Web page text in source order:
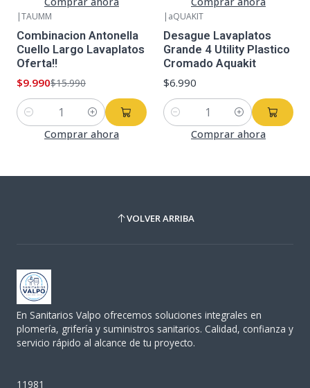
|TAUMM
Combinacion Antonella
Cuello Largo Lavaplatos
Oferta!!
$9.990$15.990
Cantidad
Comprar ahora
| aQUAKIT
Desague Lavaplatos
Grande 4 Utility Plastico
Cromado Aquakit
$6.990
Cantidad
Comprar ahora
VOLVER ARRIBA
En Sanitarios Valpo ofrecemos soluciones integrales en
plomería, grifería y suministros sanitarios. Calidad, confianza y
servicio rápido al alcance de tu proyecto.
11981